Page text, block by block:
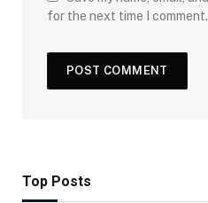
for the next time I comment.
Top Posts